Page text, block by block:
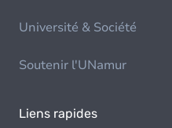
Université & Société
Soutenir l'UNamur
Liens rapides